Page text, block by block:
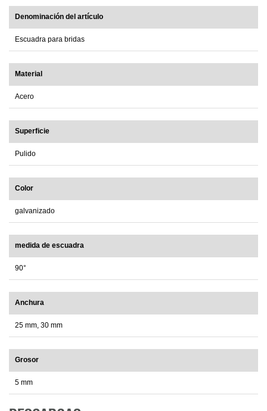
Denominación del artículo
Escuadra para bridas
Material
Acero
Superficie
Pulido
Color
galvanizado
medida de escuadra
90°
Anchura
25 mm, 30 mm
Grosor
5 mm